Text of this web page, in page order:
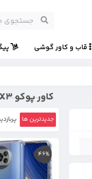
قاب و کاور گوشی
کاور پوکو X3
جدیدترین ها
46%